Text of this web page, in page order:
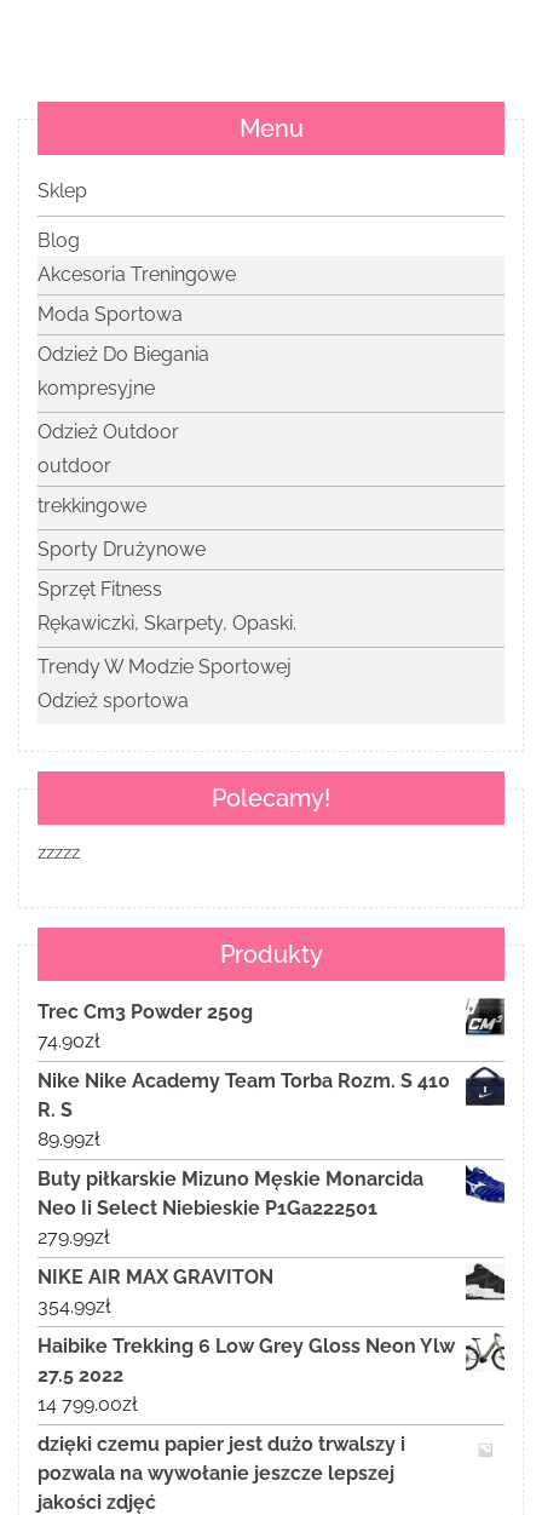
Menu
Sklep
Blog
Akcesoria Treningowe
Moda Sportowa
Odzież Do Biegania
kompresyjne
Odzież Outdoor
outdoor
trekkingowe
Sporty Drużynowe
Sprzęt Fitness
Rękawiczki, Skarpety, Opaski.
Trendy W Modzie Sportowej
Odzież sportowa
Polecamy!
zzzzz
Produkty
Trec Cm3 Powder 250g
74.90zł
Nike Nike Academy Team Torba Rozm. S 410
R. S
89.99zł
Buty piłkarskie Mizuno Męskie Monarcida
Neo Ii Select Niebieskie P1Ga222501
279.99zł
NIKE AIR MAX GRAVITON
354.99zł
Haibike Trekking 6 Low Grey Gloss Neon Ylw
27.5 2022
14 799.00zł
dzięki czemu papier jest dużo trwalszy i
pozwala na wywołanie jeszcze lepszej
jakości zdjęć